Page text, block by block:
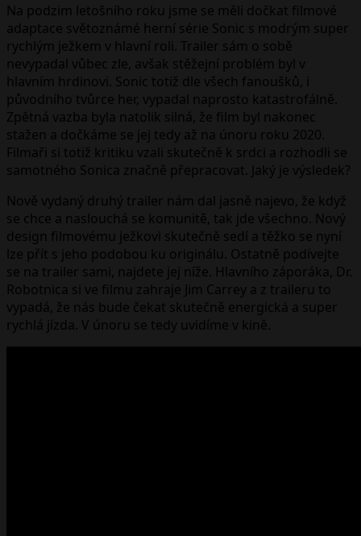
Na podzim letošního roku jsme se měli dočkat filmové
adaptace světoznámé herní série Sonic s modrým super
rychlým ježkem v hlavní roli. Trailer sám o sobě
nevypadal vůbec zle, avšak stěžejní problém byl v
hlavním hrdinovi. Sonic totiž dle všech fanoušků, i
původního tvůrce her, vypadal naprosto katastrofálně.
Zpětná vazba byla natolik silná, že film byl nakonec
stažen a dočkáme se jej tedy až na únoru roku 2020.
Filmaři si totiž kritiku vzali skutečně k srdci a rozhodli se
samotného Sonica značně přepracovat. Jaký je výsledek?
Nově vydaný druhý trailer nám dal jasně najevo, že když
se chce a naslouchá se komunitě, tak jde všechno. Nový
design filmovému ježkovi skutečně sedí a těžko se nyní
lze přít s jeho podobou ku originálu. Ostatně podívejte
se na trailer sami, najdete jej níže. Hlavního záporáka, Dr.
Robotnica si ve filmu zahraje Jim Carrey a z traileru to
vypadá, že nás bude čekat skutečně energická a super
rychlá jízda. V únoru se tedy uvidíme v kině.